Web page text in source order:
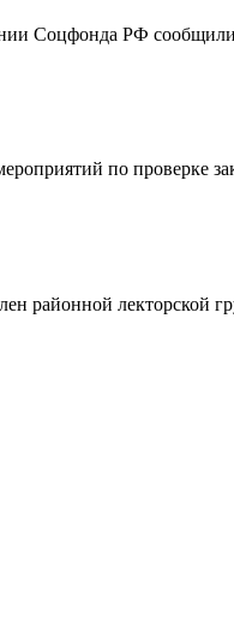
Соцфонда РФ
по проверке
районной лекторской